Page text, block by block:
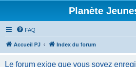
Planète
FAQ
Accueil PJ Index du forum
Le forum exige que vous soyez